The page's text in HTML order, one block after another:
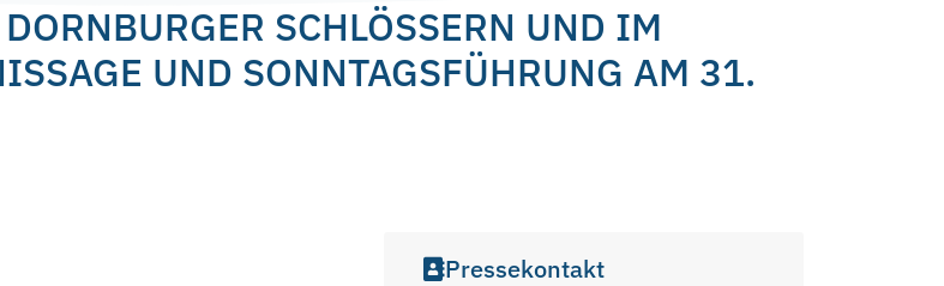
SCHLÖSSERN UND IM
UND SONNTAGSFÜHRUNG AM 31.
Pressekontakt